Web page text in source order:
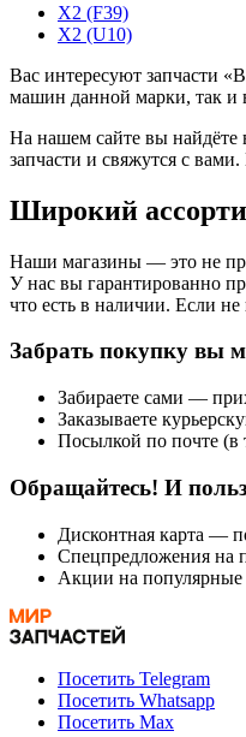
X2 (F39)
X2 (U10)
Вас интересуют запчасти
машин данной марки, так и
На нашем сайте вы
запчасти и свяжутся с
Широкий
Наши магазины — это не
У нас вы гарантированно
что есть в наличии. Если
Забрать покупку вы
Забираете сами —
Заказываете
Посылкой по почте (в
Обращайтесь! И
Дисконтная карта —
Спецпредложения на
Акции на популярные
Посетить Telegram
Посетить Whatsapp
Посетить Max